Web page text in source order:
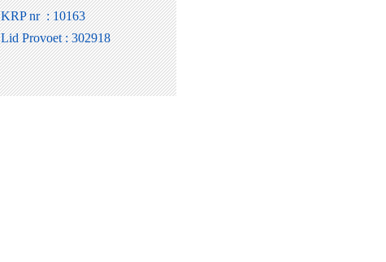
KRP nr : 10163
Lid Provoet : 302918